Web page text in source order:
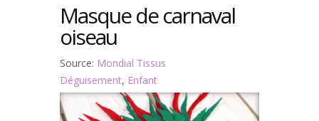
Masque de carnaval
oiseau
Source: Mondial Tissus
Déguisement, Enfant